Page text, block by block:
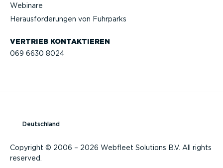
VERTRIEB KONTAK­TIEREN
069 6630 8024
Webinare
Heraus­for­de­rungen von Fuhrparks
Copyright © 2006 – 2026 Webfleet Solutions B.V. All rights
reserved.
Deutschland